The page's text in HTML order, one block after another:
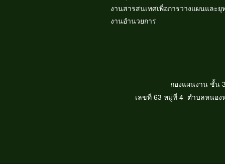
งานสารสนเทศเพื่อการวางแผนแ
งานอำนวยการ
กองแผนงาน ชั้น
เลขที่ 63 หมู่ที่ 4 ตำบลหนอง